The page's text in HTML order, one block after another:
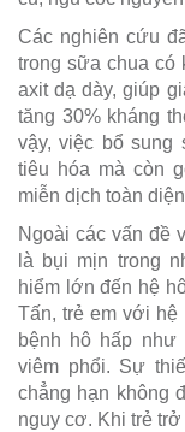
Các nghiên cứu
trong sữa chua có
axit dạ dày, giúp
tăng 30% kháng
vậy, việc bổ sung
tiêu hóa mà còn
miễn dịch toàn
Ngoài các vấn đề
là bụi mịn trong
hiểm lớn đến hệ
Tấn, trẻ em với hệ
bệnh hô hấp như
viêm phổi. Sự
chẳng hạn không
nguy cơ. Khi trẻ